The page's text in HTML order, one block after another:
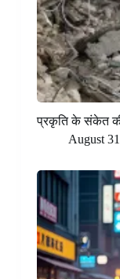
प्रकृति के संकेत
August